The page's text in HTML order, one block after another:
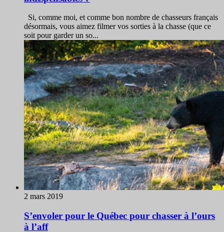
Si, comme moi, et comme bon nombre de chasseurs français
désormais, vous aimez filmer vos sorties à la chasse (que ce
soit pour garder un so...
2 mars 2019
S’envoler pour le Québec pour chasser à l’ours
à l’aff